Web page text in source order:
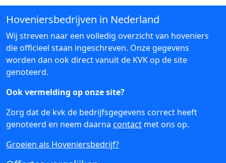
Hoveniersbedrijven in Nederland
Wij streven naar een volledig overzicht van hoveniers
die officieel staan ingeschreven. Onze gegevens
worden dan ook direct vanuit de KVK op de site
genoteerd.
Ook vermelding op onze site?
Zorg dat de kvk de bedrijfsgegevens correct heeft
genoteerd en neem daarna contact met ons op.
Groeien als Hoveniersbedrijf?